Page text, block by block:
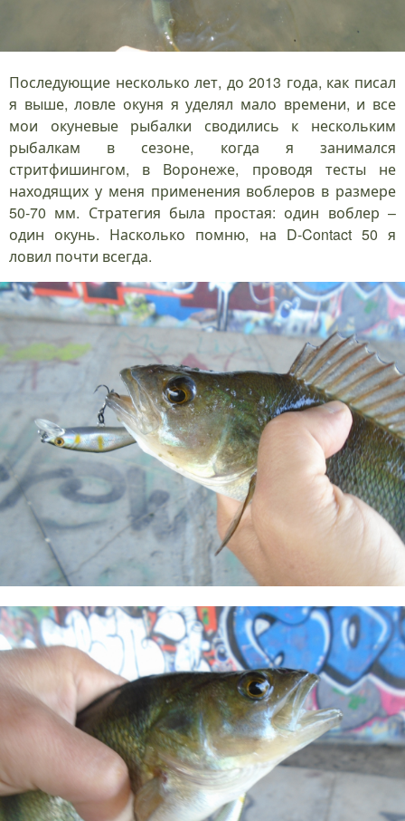
Последующие несколько лет, до 2013 года, как писал
я выше, ловле окуня я уделял мало времени, и все
мои окуневые рыбалки сводились к нескольким
рыбалкам в сезоне, когда я занимался
стритфишингом, в Воронеже, проводя тесты не
находящих у меня применения воблеров в размере
50-70 мм. Стратегия была простая: один воблер –
один окунь. Насколько помню, на D-Contact 50 я
ловил почти всегда.